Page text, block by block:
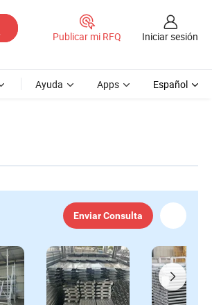
Publicar mi RFQ Iniciar sesión
Ayuda Apps Español
Enviar Consulta